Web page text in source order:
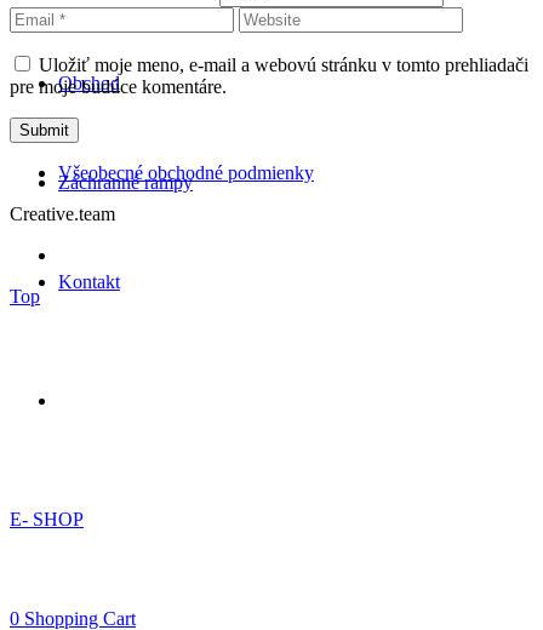
Obchod
Záchranné rampy
Kontakt
E- SHOP
0 Shopping Cart
Uložiť moje meno, e-mail a webovú stránku v tomto prehliadači
pre moje budúce komentáre.
Všeobecné obchodné podmienky
Creative.team
Top